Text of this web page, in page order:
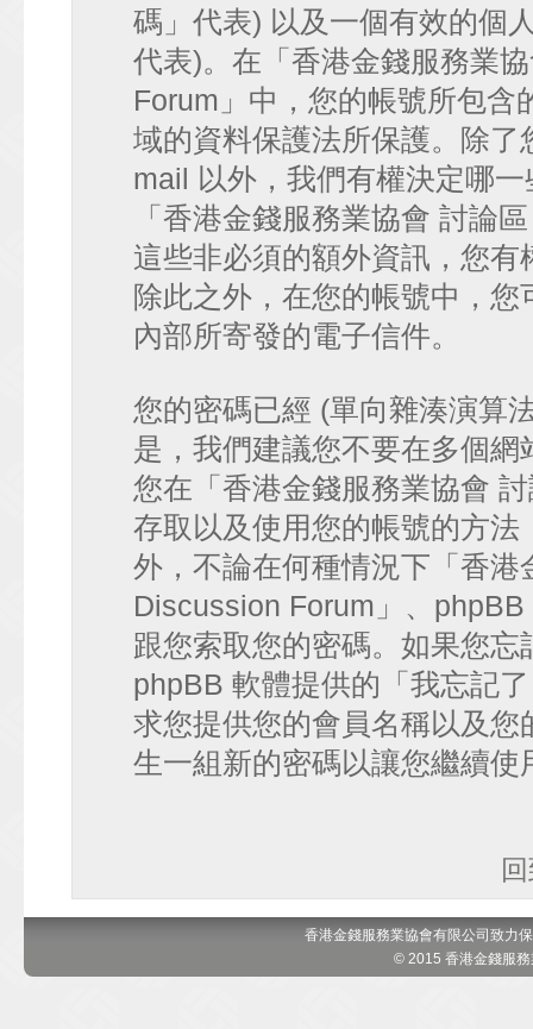
碼」代表) 以及一個有效的個
代表)。在「香港金錢服務業
Forum」中，您的帳號所包含
域的資料保護法所保護。除
mail 以外，我們有權決定哪
「香港金錢服務業協會 討論
這些非必須的額外資訊，您
除此之外，在您的帳號中，
內部所寄發的電子信件。
您的密碼已經 (單向雜湊演算
是，我們建議您不要在多個
您在「香港金錢服務業協會
存取以及使用您的帳號的方
外，不論在何種情況下「香港
Discussion Forum」、
跟您索取您的密碼。如果您
phpBB 軟體提供的「我忘記
求您提供您的會員名稱以及
生一組新的密碼以讓您繼續使
香港金錢服務業協會有限公司致力
© 2015 香港金錢服